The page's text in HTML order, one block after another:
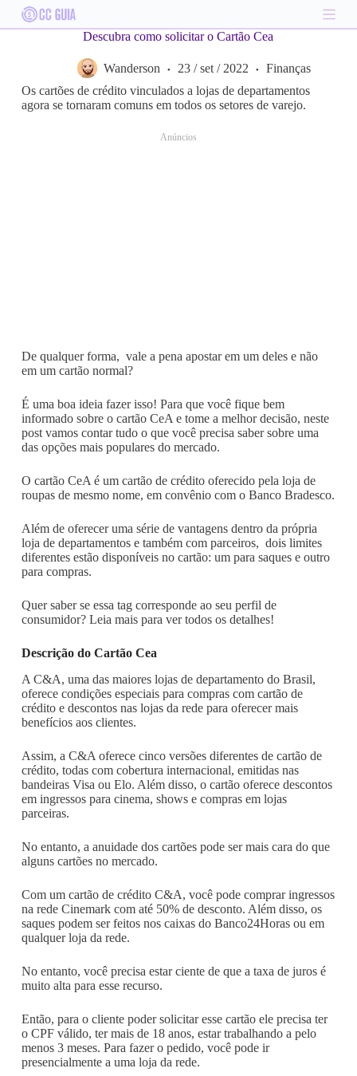
S
k
o
Descubra como solicitar o Cartão Cea
Wanderson 23 / set / 2022
Finanças
Os cartões de crédito vinculados a lojas de departamentos
agora se tornaram comuns em todos os setores de varejo.
Anúncios
De qualquer forma, vale a pena apostar em um deles e não
em um cartão normal?
É uma boa ideia fazer isso! Para que você fique bem
informado sobre o cartão CeA e tome a melhor decisão, neste
post vamos contar tudo o que você precisa saber sobre uma
das opções mais populares do mercado.
O cartão CeA é um cartão de crédito oferecido pela loja de
roupas de mesmo nome, em convênio com o Banco Bradesco.
Além de oferecer uma série de vantagens dentro da própria
loja de departamentos e também com parceiros, dois limites
diferentes estão disponíveis no cartão: um para saques e outro
para compras.
Quer saber se essa tag corresponde ao seu perfil de
consumidor? Leia mais para ver todos os detalhes!
Descrição do Cartão Cea
A C&A, uma das maiores lojas de departamento do Brasil,
oferece condições especiais para compras com cartão de
crédito e descontos nas lojas da rede para oferecer mais
benefícios aos clientes.
Assim, a C&A oferece cinco versões diferentes de cartão de
crédito, todas com cobertura internacional, emitidas nas
bandeiras Visa ou Elo. Além disso, o cartão oferece descontos
em ingressos para cinema, shows e compras em lojas
parceiras.
No entanto, a anuidade dos cartões pode ser mais cara do que
alguns cartões no mercado.
Com um cartão de crédito C&A, você pode comprar ingressos
na rede Cinemark com até 50% de desconto. Além disso, os
saques podem ser feitos nos caixas do Banco24Horas ou em
qualquer loja da rede.
No entanto, você precisa estar ciente de que a taxa de juros é
muito alta para esse recurso.
Então, para o cliente poder solicitar esse cartão ele precisa ter
o CPF válido, ter mais de 18 anos, estar trabalhando a pelo
menos 3 meses. Para fazer o pedido, você pode ir
presencialmente a uma loja da rede.